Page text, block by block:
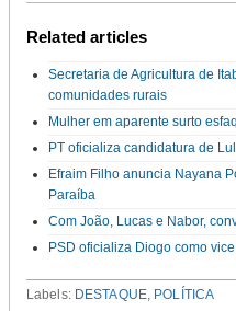
Related articles
Secretaria de Agricultura de
comunidades rurais
Mulher em aparente surto
PT oficializa candidatura de
Efraim Filho anuncia Nayana
Paraíba
Com João, Lucas e Nabor,
PSD oficializa Diogo como
Labels: DESTAQUE, POLÍTICA